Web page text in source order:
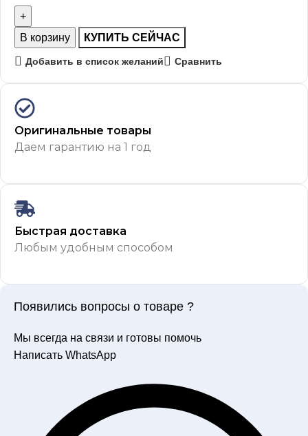
В корзину КУПИТЬ СЕЙЧАС
Добавить в список желаний Сравнить
Оригинальные товары
Даем гарантию на 1 год
Быстрая доставка
Любым удобным способом
Появились вопросы о товаре ?
Мы всегда на связи и готовы помочь
Написать WhatsApp